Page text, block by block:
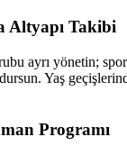
Altyapı Takibi
ayrı yönetin;
Yaş
Programı